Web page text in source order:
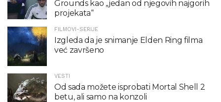
Grounds kao „jedan od njegovih najgorih
projekata“
FILMOVI-SERIJE
Izgleda da je snimanje Elden Ring filma
već završeno
VESTI
Od sada možete isprobati Mortal Shell 2
betu, ali samo na konzoli